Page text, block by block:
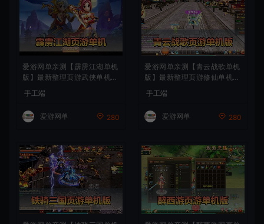
爱游网单亲测【霹雳江湖单机
版】最新整理页游武侠单机一
户端 GM后台 通用视频教学
+手工端文本教学
手工端
爱游网单 280
爱游网单亲测【青云战歌单机
版】最新整理页游修仙单机一
户端 GM后台 通用视频教学
+手工端文本教学
手工端
爱游网单 280